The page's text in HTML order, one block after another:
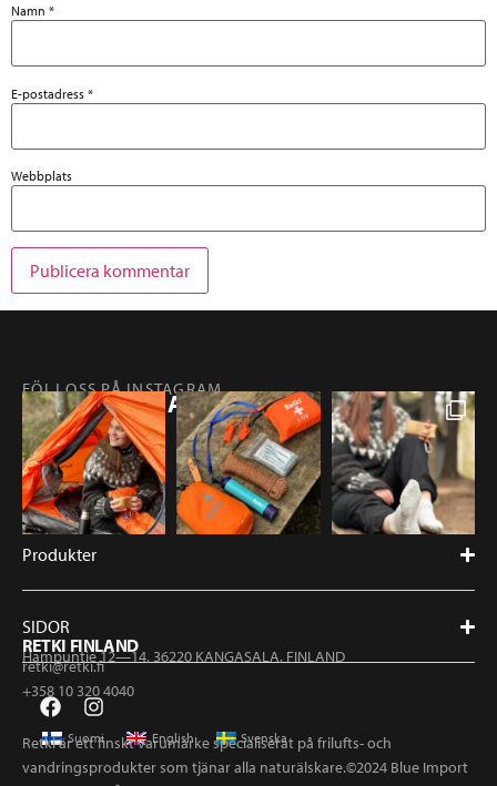
Namn *
E-postadress *
Webbplats
FÖLJ OSS PÅ INSTAGRAM
@RETKIFINLAND
Produkter
SIDOR
RETKI FINLAND
Hampuntie 12—14, 36220 KANGASALA, FINLAND
retki@retki.fi
+358 10 320 4040
Suomi English Svenska
Retki är ett finskt varumärke specialiserat på frilufts- och
vandringsprodukter som tjänar alla naturälskare.©2024 Blue Import